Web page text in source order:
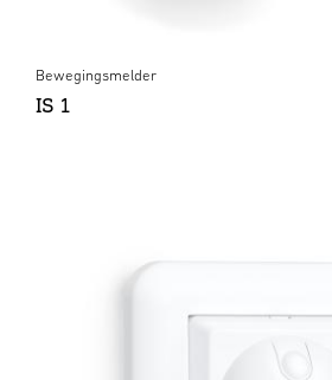
Bewegingsmelder
IS 1